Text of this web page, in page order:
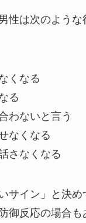
性は次のような
くなる
る
わないと言う
なくなる
さなくなる
サイン」と決め
御反応の場合も